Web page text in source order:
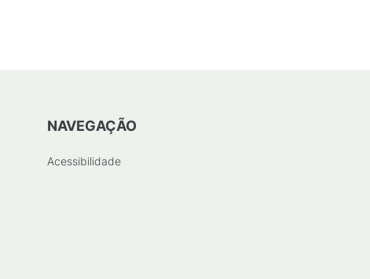
NAVEGAÇÃO
Acessibilidade